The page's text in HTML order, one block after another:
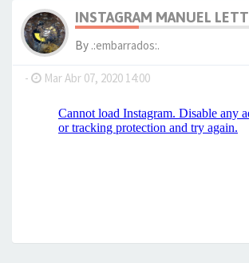
INSTAGRAM MANUEL
By .:embarrados:.
- Mar Abr 07, 2020 14:00